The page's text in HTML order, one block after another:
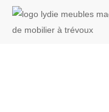
Accueil Non classé